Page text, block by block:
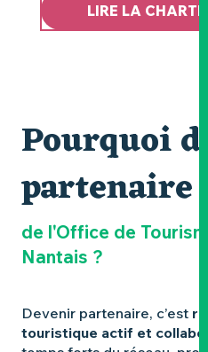
LIRE LA
Pourquoi
partenaire
de l'Office de
Nantais ?
Devenir partenaire, c’est
touristique actif et